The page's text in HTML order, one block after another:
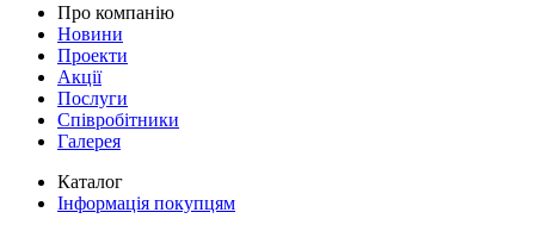
Про компанію
Новини
Проекти
Акції
Послуги
Співробітники
Галерея
Каталог
Інформація покупцям